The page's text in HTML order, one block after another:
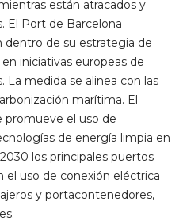
están atracados y
El Port de Barcelona
dentro de su estrategia de
iniciativas europeas de
La medida se alinea con las
marítima. El
promueve el uso de
de energía limpia en
los principales puertos
el uso de conexión eléctrica
y portacontenedores,